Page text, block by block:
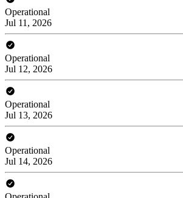
Operational
Jul 11, 2026
Operational
Jul 12, 2026
Operational
Jul 13, 2026
Operational
Jul 14, 2026